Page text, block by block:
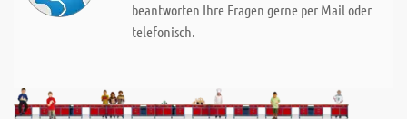
beantworten Ihre Fragen gerne per Mail oder
telefonisch.